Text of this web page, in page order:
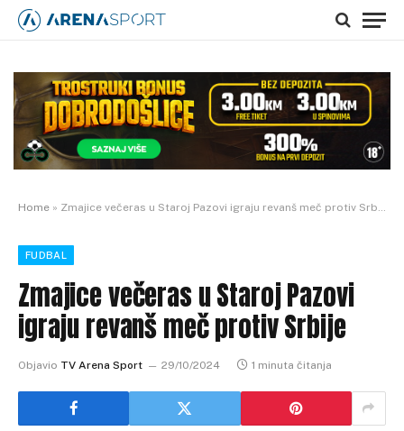
Home » Zmajice večeras u Staroj Pazovi igraju revanš meč protiv Srbije
FUDBAL
Zmajice večeras u Staroj Pazovi
igraju revanš meč protiv Srbije
Objavio TV Arena Sport 29/10/2024 1 minuta čitanja